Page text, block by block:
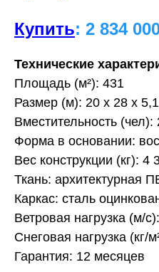
Купить: 2 834
Технические
Площадь (м²): 431
Размер (м): 20 х 28 х 5,1
Вместительность (чел):
Форма в основании:
Вес конструкции (кг): 4
Ткань: архитектурная
Каркас: сталь
Ветровая нагрузка (м/
Снеговая нагрузка (кг/
Гарантия: 12 месяцев